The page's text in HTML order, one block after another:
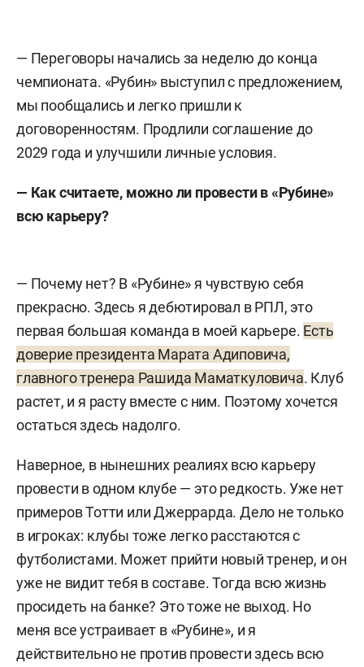
— Переговоры начались за неделю до конца
чемпионата. «Рубин» выступил с предложением,
мы пообщались и легко пришли к
договоренностям. Продлили соглашение до
2029 года и улучшили личные условия.
— Как считаете, можно ли провести в «Рубине»
всю карьеру?
— Почему нет? В «Рубине» я чувствую себя
прекрасно. Здесь я дебютировал в РПЛ, это
первая большая команда в моей карьере. Есть
доверие президента Марата Адиповича,
главного тренера Рашида Маматкуловича. Клуб
растет, и я расту вместе с ним. Поэтому хочется
остаться здесь надолго.
Наверное, в нынешних реалиях всю карьеру
провести в одном клубе — это редкость. Уже нет
примеров Тотти или Джеррарда. Дело не только
в игроках: клубы тоже легко расстаются с
футболистами. Может прийти новый тренер, и он
уже не видит тебя в составе. Тогда всю жизнь
просидеть на банке? Это тоже не выход. Но
меня все устраивает в «Рубине», и я
действительно не против провести здесь всю